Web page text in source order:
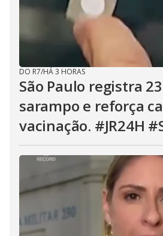
DO R7/HÁ 3 HORAS
São Paulo registra
sarampo e reforça
vacinação. #JR24H